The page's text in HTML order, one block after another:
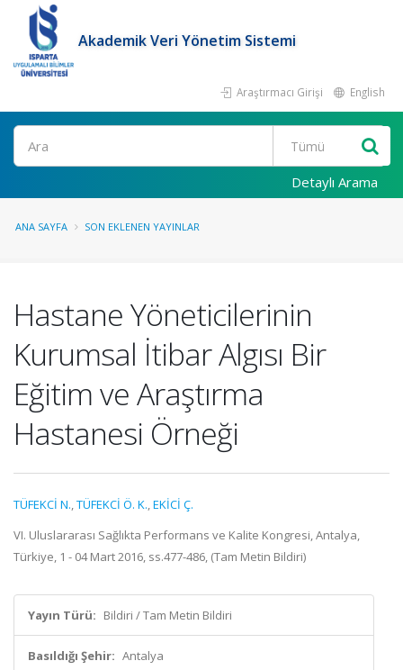
Akademik Veri Yönetim Sistemi
Araştırmacı Girişi English
Ara
Detaylı Arama
ANA SAYFA SON EKLENEN YAYINLAR
Hastane Yöneticilerinin
Kurumsal İtibar Algısı Bir
Eğitim ve Araştırma
Hastanesi Örneği
TÜFEKCİ N.,TÜFEKCİ Ö. K.,EKİCİ Ç.
VI. Uluslararası Sağlıkta Performans ve Kalite Kongresi, Antalya,
Türkiye, 1 - 04 Mart 2016, ss.477-486, (Tam Metin Bildiri)
Yayın Türü: Bildiri / Tam Metin Bildiri
Basıldığı Şehir: Antalya